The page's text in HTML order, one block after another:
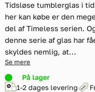
Tidsløse tumblerglas i
her kan købe er den
del af Timeless serien.
denne serie af glas har
skyldes nemlig, at...
Se mere
På lager
1-2 dages levering